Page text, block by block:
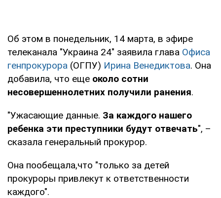
Об этом в понедельник, 14 марта, в эфире
телеканала "Украина 24" заявила глава Офиса
генпрокурора (ОГПУ) Ирина Венедиктова. Она
добавила, что еще около сотни
несовершеннолетних получили ранения.
"Ужасающие данные. За каждого нашего
ребенка эти преступники будут отвечать", –
сказала генеральный прокурор.
Она пообещала,что "только за детей
прокуроры привлекут к ответственности
каждого".